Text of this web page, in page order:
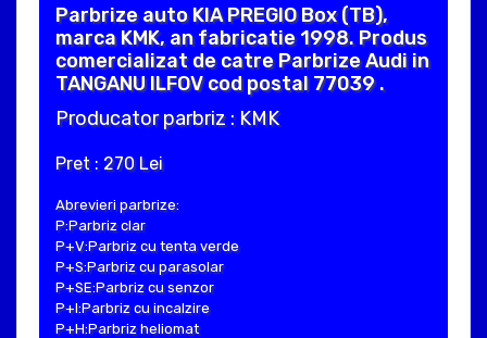
Parbrize auto KIA PREGIO Box (TB),
marca KMK, an fabricatie 1998. Produs
comercializat de catre Parbrize Audi in
TANGANU ILFOV cod postal 77039 .
Producator parbriz : KMK
Pret : 270 Lei
Abrevieri parbrize:
P:Parbriz clar
P+V:Parbriz cu tenta verde
P+S:Parbriz cu parasolar
P+SE:Parbriz cu senzor
P+I:Parbriz cu incalzire
P+H:Parbriz heliomat